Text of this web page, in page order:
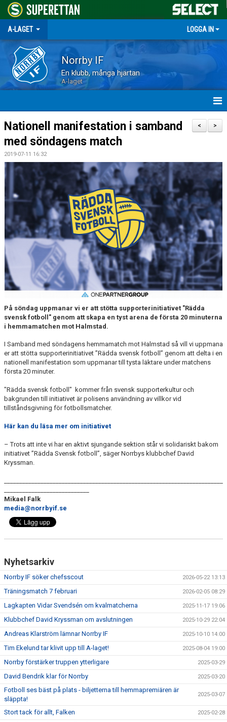
A-LAGET LOGGA IN
Norrby IF
En klubb, många hjärtan
A-laget
HEM
NYHETER
MATCHER
TRUPPEN
KALENDER
DOKUMENT
BILDARKIV
BILDER 2025
TABELL ETTAN SÖDRA 2025
>
<
Nationell manifestation i samband
med söndagens match
2019-07-11 16:32
På söndag uppmanar vi er att stötta supporterinitiativet "Rädda
svensk fotboll" genom att skapa en tyst arena de första 20 minuterna
i hemmamatchen mot Halmstad.
I Samband med söndagens hemmamatch mot Halmstad så vill vi uppmana
er att stötta supporterinitiativet ”Rädda svensk fotboll” genom att delta i en
nationell manifestation som uppmanar till tysta läktare under matchens
första 20 minuter.
"Rädda svensk fotboll" kommer från svensk supporterkultur och
bakgrunden till initiativet är polisens användning av villkor vid
tillståndsgivning för fotbollsmatcher.
Här kan du läsa mer om initiativet
– Trots att inte vi har en aktivt sjungande sektion står vi solidariskt bakom
initiativet ”Rädda Svensk fotboll”, säger Norrbys klubbchef David
Kryssman.
Mikael Falk
media@norrbyif.se
Nyhetsarkiv
Norrby IF söker chefsscout 2026-05-22 13:13
Träningsmatch 7 februari 2026-02-05 08:29
Lagkapten Vidar Svendsén om kvalmatcherna 2025-11-17 19:06
Klubbchef David Kryssman om avslutningen 2025-10-29 22:04
Andreas Klarström lämnar Norrby IF 2025-10-10 14:00
Tim Ekelund tar klivit upp till A-laget! 2025-08-04 19:00
Norrby förstärker truppen ytterligare 2025-03-29
David Bendrik klar för Norrby 2025-03-20
Fotboll ses bäst på plats - biljetterna till hemmapremiären är
släppta!
2025-03-07
Stort tack för allt, Falken 2025-02-28